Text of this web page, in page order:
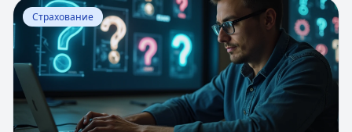
финансами с помощью WebMoney Keeper в нашем
подробном обзоре.
Перейти к статье:Как работает долговой сервис
Страхование